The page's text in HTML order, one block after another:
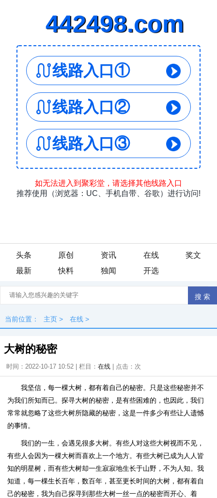
头条 原创 资讯 在线
奖文
最新
快料 独闻 开选
当前位置： 主页 > 在线 >
大树的秘密
时间：2022-10-17 10:52 | 栏目： 在线 | 点击： 次
我坚信，每一棵大树，都有着自己的秘密。只是这些秘密并不
为我们所知而已。探寻大树的秘密，是有些困难的，也因此，我们
常常就忽略了这些大树所隐藏的秘密，这是一件多少有些让人遗憾
的事情。
我们的一生，会遇见很多大树。有些人对这些大树视而不见，
有些人会因为一棵大树而喜欢上一个地方。有些大树已成为人人皆
知的明星树，而有些大树却一生寂寂地生长于山野，不为人知。我
知道，每一棵生长百年，数百年，甚至更长时间的大树，都有着自
己的秘密，我为自己探寻到那些大树一丝一点的秘密而开心、着